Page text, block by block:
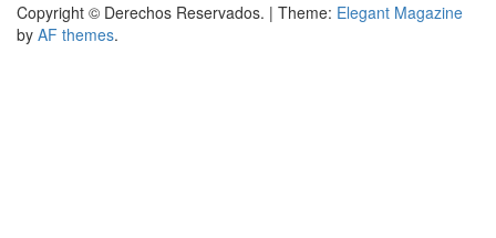
Copyright © Derechos Reservados. | Theme: Elegant Magazine
by AF themes.